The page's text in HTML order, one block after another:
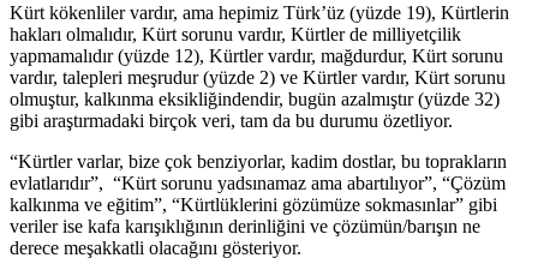
Kürt kökenliler vardır, ama hepimiz Türk’üz (yüzde 19), Kürtlerin
hakları olmalıdır, Kürt sorunu vardır, Kürtler de milliyetçilik
yapmamalıdır (yüzde 12), Kürtler vardır, mağdurdur, Kürt sorunu
vardır, talepleri meşrudur (yüzde 2) ve Kürtler vardır, Kürt sorunu
olmuştur, kalkınma eksikliğindendir, bugün azalmıştır (yüzde 32)
gibi araştırmadaki birçok veri, tam da bu durumu özetliyor.
“Kürtler varlar, bize çok benziyorlar, kadim dostlar, bu toprakların
evlatlarıdır”, “Kürt sorunu yadsınamaz ama abartılıyor”, “Çözüm
kalkınma ve eğitim”, “Kürtlüklerini gözümüze sokmasınlar” gibi
veriler ise kafa karışıklığının derinliğini ve çözümün/barışın ne
derece meşakkatli olacağını gösteriyor.